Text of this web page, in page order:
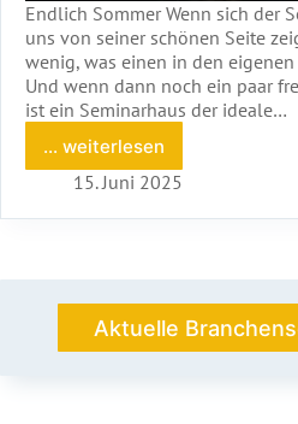
Endlich Sommer Wenn sich der
uns von seiner schönen Seite
wenig, was einen in den
Und wenn dann noch ein paar
ist ein Seminarhaus der ideale…
... weiterlesen
Sommerzeit
ist
Wie
Jahreszeit
optimal
15. Juni 2025
Aktuelle